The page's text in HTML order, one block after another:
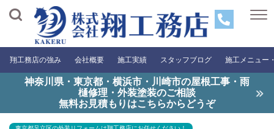
翔工務店の強み 会社概要 施工実績 スタッフブログ 施工メニュー
神奈川県・東京都・横浜市・川崎市の屋根工事・雨
樋修理・外装塗装のご相談
無料お見積もりはこちらからどうぞ